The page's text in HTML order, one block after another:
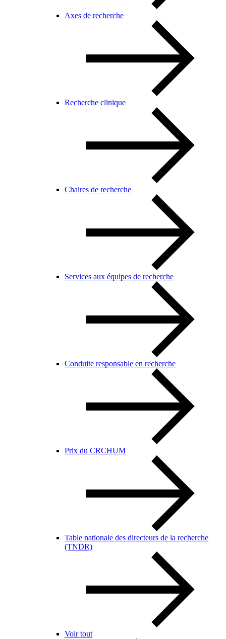
Axes de recherche
Recherche clinique
Chaires de recherche
Services aux équipes de recherche
Conduite responsable en recherche
Prix du CRCHUM
Table nationale des directeurs de la recherche
(TNDR)
Voir tout